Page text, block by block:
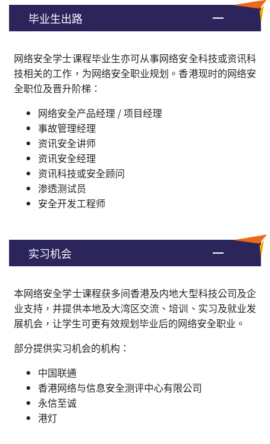
毕业生出路
网络安全学士课程毕业生亦可从事网络安全科技或资讯科
技相关的工作，为网络安全职业规划。香港现时的网络安
全职位及晋升阶梯：
网络安全产品经理 / 项目经理
事故管理经理
资讯安全讲师
资讯安全经理
资讯科技或安全顾问
渗透测试员
安全开发工程师
实习机会
本网络安全学士课程获多间香港及内地大型科技公司及企
业支持，并提供本地及大湾区交流、培训、实习及就业发
展机会，让学生可更有效规划毕业后的网络安全职业。
部分提供实习机会的机构：
中国联通
香港网络与信息安全测评中心有限公司
永信至诚
港灯